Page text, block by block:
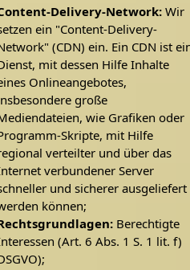
Delivery-Network:Wir
ein "Content-Delivery-
(CDN) ein. Ein CDN ist
mit dessen Hilfe Inhalte
Onlineangebotes,
große
wie Grafiken oder
Skripte, mit Hilfe
verteilter und über das
verbundener Server
und sicherer ausgeliefert
können;
Berechtigte
(Art. 6 Abs. 1 S. 1 lit. f)